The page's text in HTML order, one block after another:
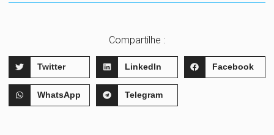
Compartilhe :
Twitter LinkedIn Facebook
WhatsApp Telegram